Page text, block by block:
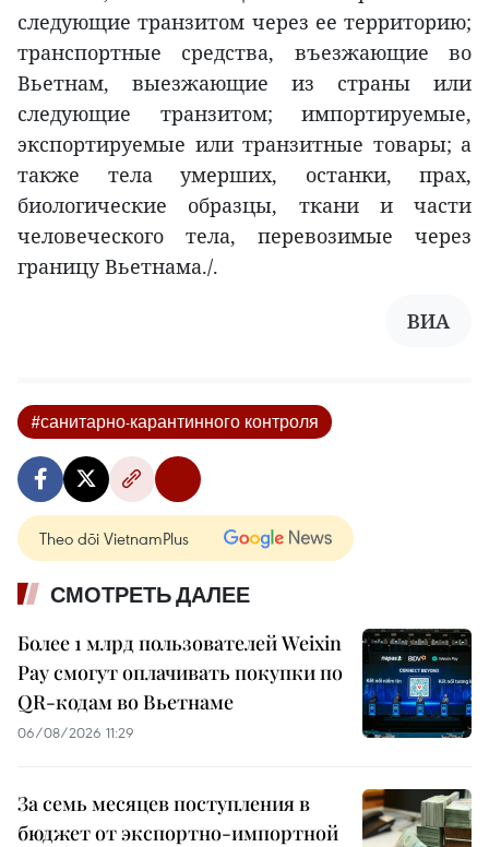
следующие транзитом через ее территорию;
транспортные средства, въезжающие во
Вьетнам, выезжающие из страны или
следующие транзитом; импортируемые,
экспортируемые или транзитные товары; а
также тела умерших, останки, прах,
биологические образцы, ткани и части
человеческого тела, перевозимые через
границу Вьетнама./.
ВИА
#санитарно-карантинного контроля
Theo dõi VietnamPlus
СМОТРЕТЬ ДАЛЕЕ
Более 1 млрд пользователей Weixin
Pay смогут оплачивать покупки по
QR-кодам во Вьетнаме
06/08/2026 11:29
За семь месяцев поступления в
бюджет от экспортно-импортной